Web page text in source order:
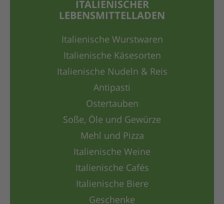
ITALIENISCHER
LEBENSMITTELLADEN
Italienische Wurstwaren
Italienische Käsesorten
Italienische Nudeln & Reis
Antipasti
Ostertauben
Soße, Öle und Gewürze
Mehl und Pizza
Italienische Weine
Italienische Cafés
Italienische Biere
Geschenke